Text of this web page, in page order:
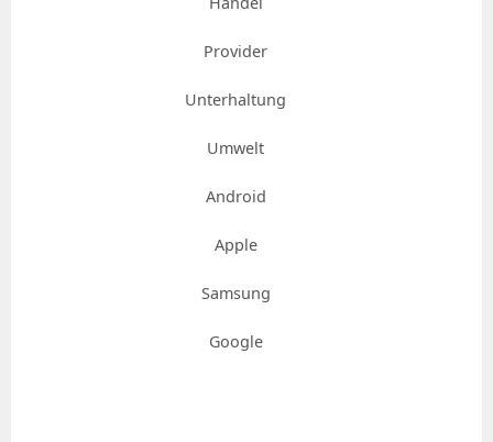
Provider
Unterhaltung
Umwelt
Android
Apple
Samsung
Google